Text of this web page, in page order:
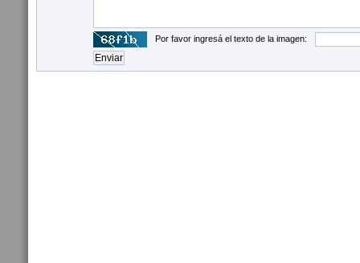
Por favor ingresá el texto de la imagen: